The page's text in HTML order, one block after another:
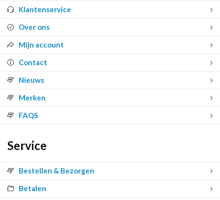
Klantenservice
Over ons
Mijn account
Contact
Nieuws
Merken
FAQS
Service
Bestellen & Bezorgen
Betalen